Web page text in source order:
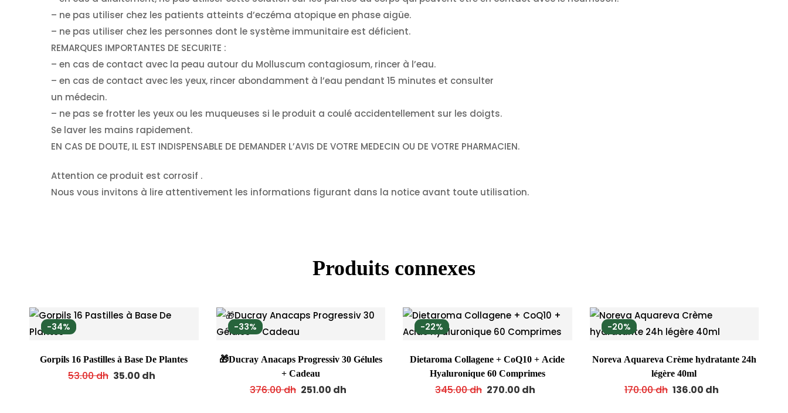
– ne pas utiliser chez les patients atteints d’eczéma atopique en phase aigüe.
– ne pas utiliser chez les personnes dont le système immunitaire est déficient.
REMARQUES IMPORTANTES DE SECURITE :
– en cas de contact avec la peau autour du Molluscum contagiosum, rincer à l’eau.
– en cas de contact avec les yeux, rincer abondamment à l’eau pendant 15 minutes et consulter
un médecin.
– ne pas se frotter les yeux ou les muqueuses si le produit a coulé accidentellement sur les doigts.
Se laver les mains rapidement.
EN CAS DE DOUTE, IL EST INDISPENSABLE DE DEMANDER L’AVIS DE VOTRE MEDECIN OU DE VOTRE PHARMACIEN.
Attention ce produit est corrosif .
Nous vous invitons à lire attentivement les informations figurant dans la notice avant toute utilisation.
Produits connexes
-34%
Gorpils 16 Pastilles à Base De Plantes
53.00dh 35.00 dh
-33%
🎁Ducray Anacaps Progressiv 30 Gélules
+ Cadeau
376.00dh 251.00 dh
-22%
Dietaroma Collagene + CoQ10 + Acide
Hyaluronique 60 Comprimes
345.00dh 270.00 dh
-20%
Noreva Aquareva Crème hydratante 24h
légère 40ml
170.00dh 136.00 dh